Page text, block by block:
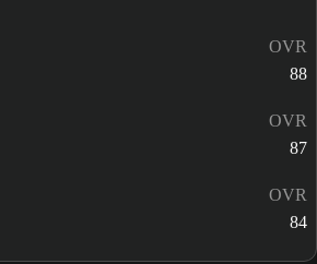
OVR
88
OVR
87
OVR
84